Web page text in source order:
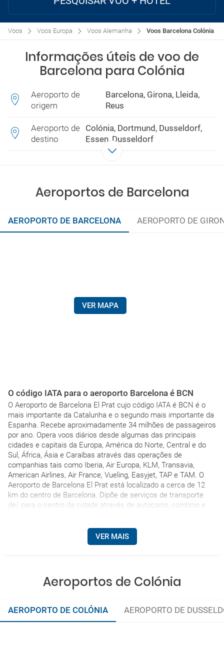
Voos Voos Europa Voos Alemanha Voos Barcelona Colónia
Informações úteis de voo de
Barcelona para Colónia
Aeroporto de
origem
Barcelona, Girona, Lleida,
Reus
Aeroporto de
destino
Colónia, Dortmund, Dusseldorf,
Essen, Dusseldorf
Aeroportos de Barcelona
AEROPORTO DE BARCELONA AEROPORTO DE
VER MAPA
O código IATA para o aeroporto Barcelona é BCN
O Aeroporto de Barcelona El Prat cujo código IATA é BCN é o
mais importante da Catalunha e o segundo mais importante da
Espanha. Recebe aproximadamente 34 milhões de passageiros
por ano. Opera voos diários desde algumas das principais
cidades e capitais da Europa, América do Norte, Central e do
Sul, África, Ásia e Caraíbas através das operações de
companhias tais como Iberia, Air Europa, KLM, Transavia,
American Airlines, Air France, Vueling, Easyjet, TAP e TAM. O
Aeroporto de Barcelona El Prat está localizado a cerca de 12
km do centro de Barcelona. Dipõe de serviços de transporte
de/ para o centro da cidade através de autocarro, comboio e
viajentes restaurantes a la carte e fast food, lojas duty free,
estacionamento e hotéis.
VER MAIS
Aeroportos de Colónia
AEROPORTO DE COLÓNIA AEROPORTO DE